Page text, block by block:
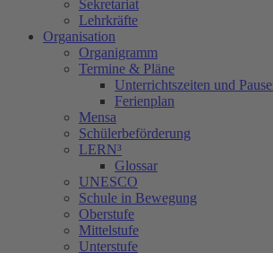
Sekretariat
Lehrkräfte
Organisation
Organigramm
Termine & Pläne
Unterrichtszeiten und
Ferienplan
Mensa
Schülerbeförderung
LERN³
Glossar
UNESCO
Schule in Bewegung
Oberstufe
Mittelstufe
Unterstufe